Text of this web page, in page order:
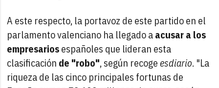
A este respecto, la portavoz de este partido en el
parlamento valenciano ha llegado aacusar a los
empresariosespañoles que lideran esta
clasificación de "robo", según recogeesdiario. "La
riqueza de las cinco principales fortunas de